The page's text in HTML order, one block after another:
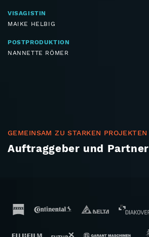
VISAGISTIN
MAIKE HELBIG
POSTPRODUKTION
NANNETTE RÖMER
GEMEINSAM ZU STARKEN PROJEKTEN
Auftraggeber und Partner